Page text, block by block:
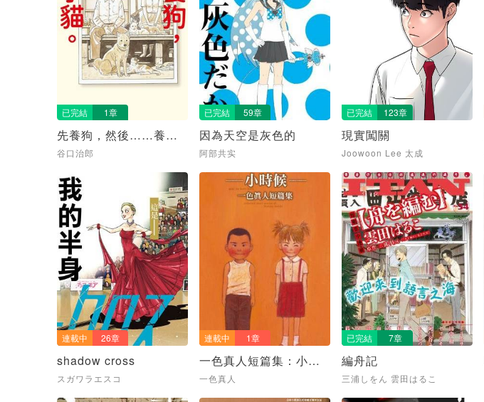
已完結 1章
先養狗，然後……養了
貓
谷口治郎
已完結 59章
因為天空是灰色的
阿部共实
已完結 123章
現實闖關
Joowoon Lee 太成
連載中 26章
shadow cross
スガワラエスコ
連載中 1章
一色真人短篇集：小時
候
一色真人
已完結 7章
編舟記
三浦しをん 雲田はるこ